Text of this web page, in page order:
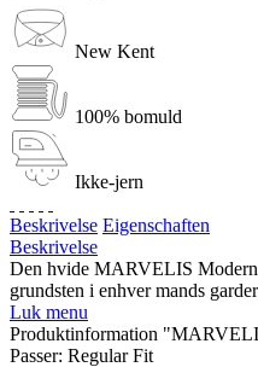
New Kent
100% bomuld
Ikke-jern
Beskrivelse Eigenschaften
Beskrivelse
Den hvide MARVELIS Modern
grundsten i enhver mands
Luk menu
Produktinformation
Passer: Regular Fit